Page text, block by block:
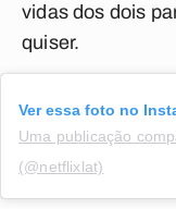
vidas dos dois
quiser.
Ver essa foto no
Uma publicação
(@netflixlat)